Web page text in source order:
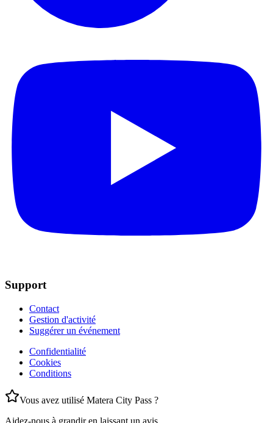
Support
Contact
Gestion d'activité
Suggérer un événement
Confidentialité
Cookies
Conditions
Vous avez utilisé Matera City Pass ?
Aidez-nous à grandir en laissant un avis.